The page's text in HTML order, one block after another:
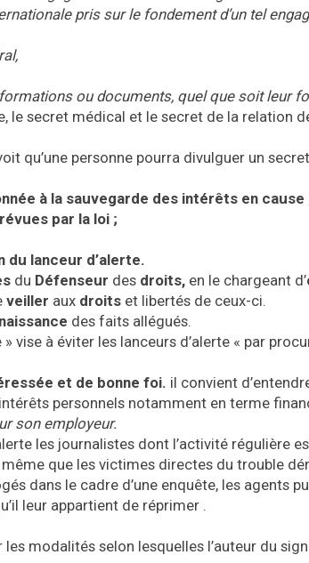
pris sur le fondement d’un tel
ou documents, quel que soit leur
secret médical et le secret de la relation
qu’une personne pourra divulguer un
à la sauvegarde des intérêts en cause
par la loi ;
lanceur d’alerte.
du Défenseur des droits, en le chargeant d’
veiller aux droits et libertés de ceux-ci.
des faits allégués.
vise à éviter les lanceurs d’alerte « par
et de bonne foi. il convient
personnels notamment en terme
son employeur.
les journalistes dont l’activité régulière
que les victimes directes du trouble
dans le cadre d’une enquête, les agents
leur appartient de réprimer .
modalités selon lesquelles l’auteur du